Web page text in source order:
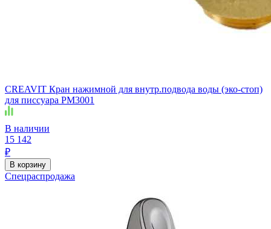
CREAVIT Кран нажимной для внутр.подвода воды (эко-стоп)
для писсуара PM3001
В наличии
15 142
₽
В корзину
Спецраспродажа